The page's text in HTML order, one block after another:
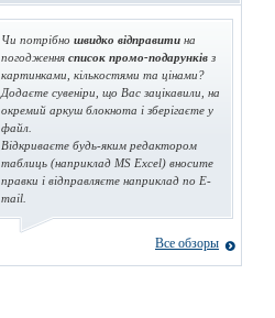
Чи потрібно швидко відправити на
погодження список промо-подарунків з
картинками, кількостями та цінами?
Додаєте сувеніри, що Вас зацікавили, на
окремий аркуш блокнота і зберігаєте у
файл.
Відкриваєте будь-яким редактором
таблиць (наприклад MS Excel) вносите
правки і відправляєте наприклад по E-
mail.
Все обзоры